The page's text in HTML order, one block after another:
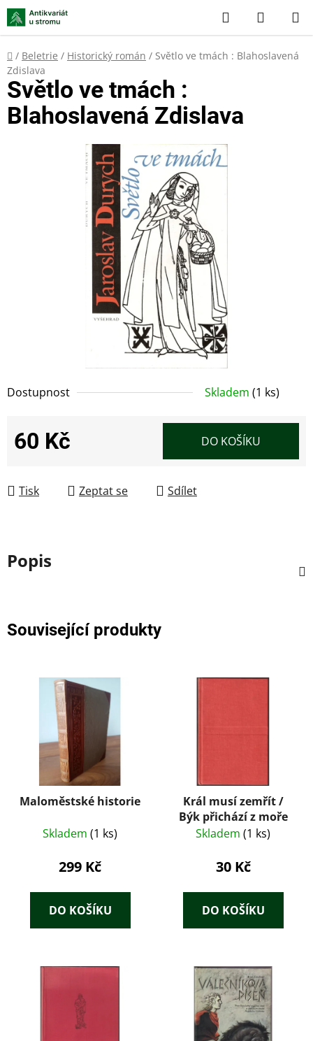
Přejít
na
obsah
Hledat
KOŠÍK
Domů
/ Beletrie / Historický román / Světlo ve tmách : Blahoslavená
Zdislava
Dostupnost Skladem (1 ks)
60 Kč DO KOŠÍKU
Tisk Zeptat se Sdílet
Světlo ve tmách :
Blahoslavená Zdislava
Popis
Související produkty
Maloměstské historie
Skladem (1 ks)
299 Kč
DO KOŠÍKU
Král musí zemřít /
Býk přichází z moře
Skladem (1 ks)
30 Kč
DO KOŠÍKU